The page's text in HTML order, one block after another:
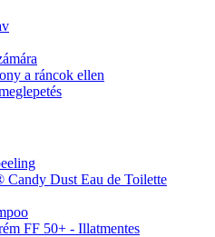
a ráncok ellen
Dust Eau de Toilette
FF 50+ - Illatmentes